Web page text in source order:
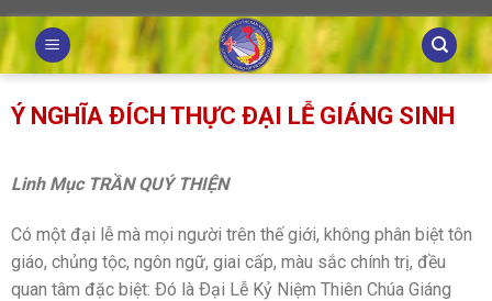
Skip
to
content
Ý NGHĨA ÐÍCH THỰC ÐẠI LỄ GIÁNG SINH
Linh Mục TRẦN QUÝ THIỆN
Có một đại lễ mà mọi người trên thế giới, không phân biệt tôn
giáo, chủng tộc, ngôn ngữ, giai cấp, màu sắc chính trị, đều
quan tâm đặc biệt: Ðó là Ðại Lễ Kỷ Niệm Thiên Chúa Giáng